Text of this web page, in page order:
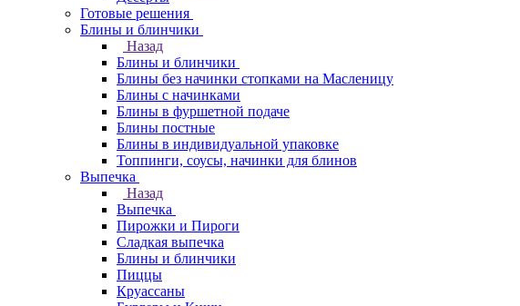
Готовые решения
Блины и блинчики
Назад
Блины и блинчики
Блины без начинки стопками на Масленицу
Блины с начинками
Блины в фуршетной подаче
Блины постные
Блины в индивидуальной упаковке
Топпинги, соусы, начинки для блинов
Выпечка
Назад
Выпечка
Пирожки и Пироги
Сладкая выпечка
Блины и блинчики
Пиццы
Круасcаны